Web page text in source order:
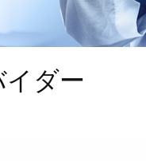
ダー